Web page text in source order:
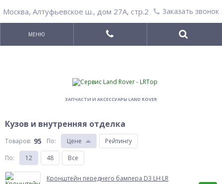
ЗАПЧАСТИ И АКСЕССУАРЫ LAND ROVER
Москва, Алтуфьевское ш., дом 27А, стр.2 Заказать звонок
МЕНЮ
Кузов и внутренняя отделка
Товаров: 95 По: Цене
Рейтингу
По: 12 48 Все
Кронштейн переднего бампера D3 LH LR